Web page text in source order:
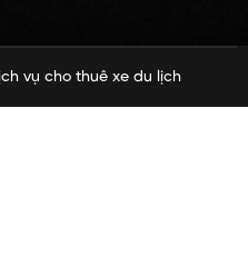
vụ cho thuê xe du lịch